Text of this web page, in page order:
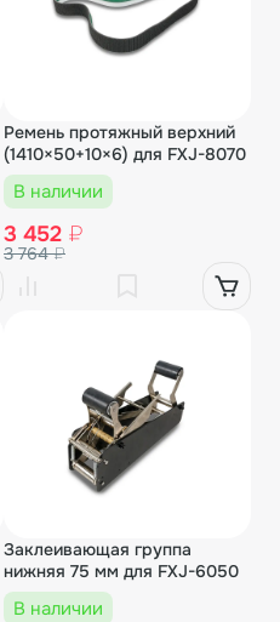
Ремень протяжный верхний
(1410×50+10×6) для FXJ-8070
В наличии
3 452 ₽
3 764₽
Заклеивающая группа
нижняя 75 мм для FXJ-6050
В наличии